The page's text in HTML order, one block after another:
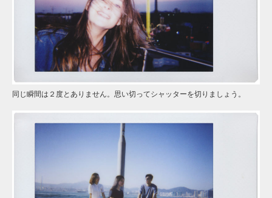
同じ瞬間は２度とありません。思い切ってシャッターを切りましょう。